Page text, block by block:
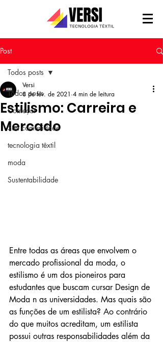
Post
Todos posts
Começar
Sua comunidade
tecnologia têxtil
moda
Sustentabilidade
Todos posts
Estilismo: Carreira e
Mercado
Versi
8 de fev. de 2021 4 min de leitura
Entre todas as áreas que envolvem o
mercado profissional da moda, o
estilismo é um dos pioneiros para
estudantes que buscam cursar Design de
Moda n as universidades. Mas quais são
as funções de um estilista? Ao contrário
do que muitos acreditam, um estilista
possui outras responsabilidades além da